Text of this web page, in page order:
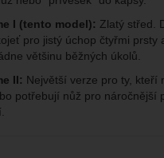
I (tento model): Zlatý střed.
pro jistý úchop čtyřmi prsty
většinu běžných úkolů.
II: Největší verze pro ty, kteří
potřebují nůž pro náročnější